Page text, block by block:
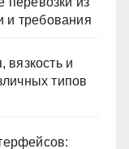
и требования
и
типов